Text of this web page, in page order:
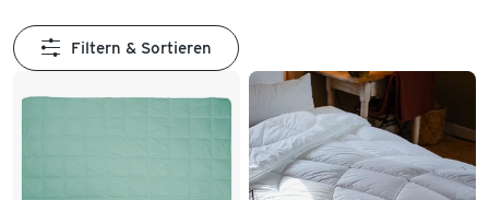
Filtern & Sortieren